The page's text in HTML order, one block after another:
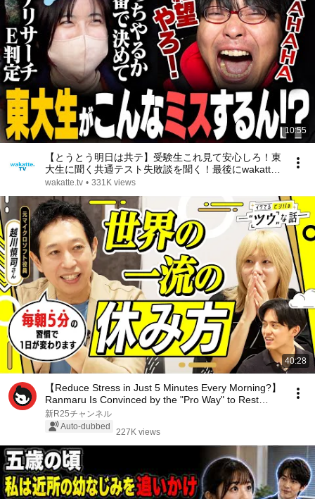
10:55
【とうとう明日は共テ】受験生これ見て安心しろ！東
大生に聞く共通テスト失敗談を聞く！最後にwakatte
からメッセージも！【wakatte TV】#996
wakatte.tv • 331K views
40:28
【Reduce Stress in Just 5 Minutes Every Morning?】
Ranmaru Is Convinced by the "Pro Way" to Rest
Pra...
新R25チャンネル
Auto-dubbed
227K views